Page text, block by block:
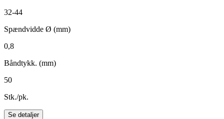
32-44
Spændvidde Ø (mm)
0,8
Båndtykk. (mm)
50
Stk./pk.
Se detaljer